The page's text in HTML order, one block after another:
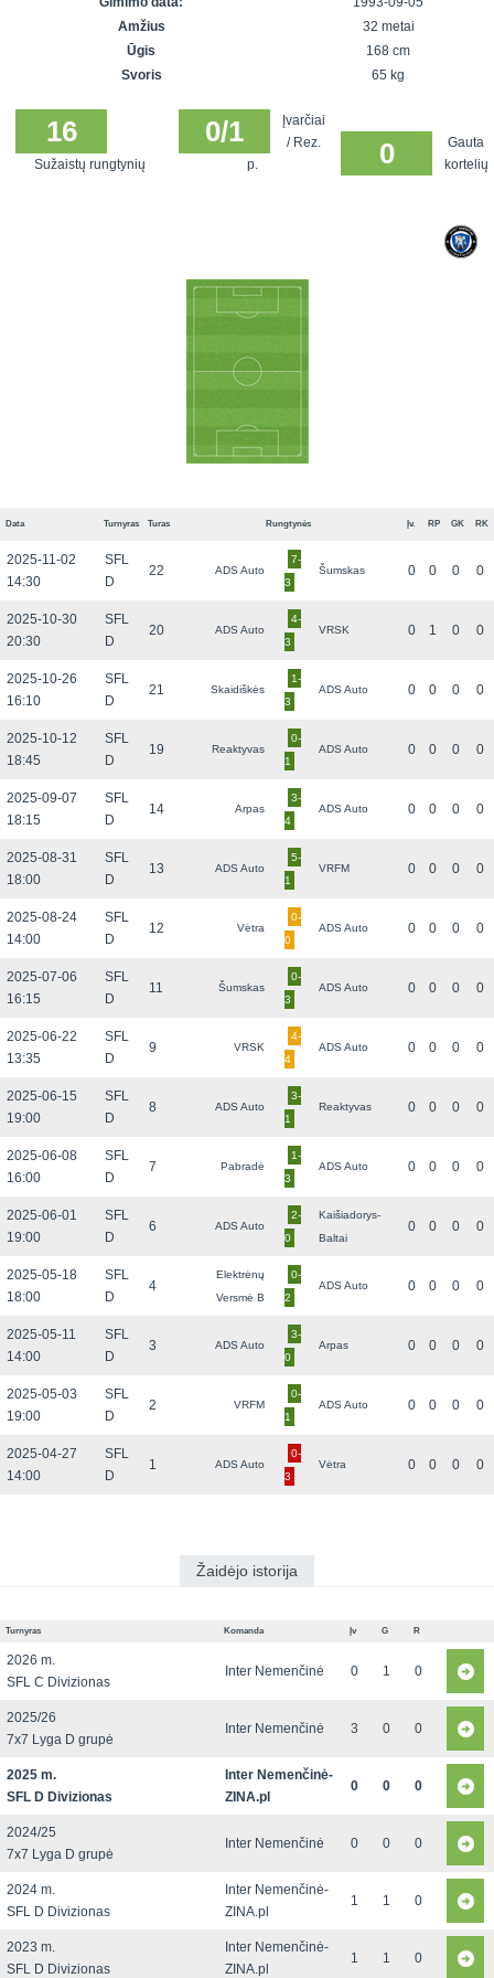
SFL rudens
Snaigės taurė
čempionatas
Vilnius
Amžius
32 metai
Ūgis
168 cm
Svoris
65 kg
16
Sužaistų rungtynių
0/1
Įvarčiai
/ Rez.
p.
0
Gauta
kortelių
Data Turnyras Turas Rungtynės Įv. RP GK RK
2025-11-02
14:30
SFL
D
22 ADS Auto
7-
3
Šumskas 0 0 0 0
2025-10-30
20:30
SFL
D
20 ADS Auto
4-
3
VRSK 0 1 0 0
2025-10-26
16:10
SFL
D
21 Skaidiškės
1-
3
ADS Auto 0 0 0 0
2025-10-12
18:45
SFL
D
19 Reaktyvas
0-
1
ADS Auto 0 0 0 0
2025-09-07
18:15
SFL
D
14 Arpas
3-
4
ADS Auto 0 0 0 0
2025-08-31
18:00
SFL
D
13 ADS Auto
5-
1
VRFM 0 0 0 0
2025-08-24
14:00
SFL
D
12 Vėtra
0-
0
ADS Auto 0 0 0 0
2025-07-06
16:15
SFL
D
11 Šumskas
0-
3
ADS Auto 0 0 0 0
2025-06-22
13:35
SFL
D
9 VRSK
4-
4
ADS Auto 0 0 0 0
2025-06-15
19:00
SFL
D
8 ADS Auto
3-
1
Reaktyvas 0 0 0 0
2025-06-08
16:00
SFL
D
7 Pabradė
1-
3
ADS Auto 0 0 0 0
2025-06-01
19:00
SFL
D
6 ADS Auto
2-
0
Kaišiadorys-
Baltai
0 0 0 0
2025-05-18
18:00
SFL
D
4
Elektrėnų
Versmė B
0-
2
ADS Auto 0 0 0 0
2025-05-11
14:00
SFL
D
3 ADS Auto
3-
0
Arpas 0 0 0 0
2025-05-03
19:00
SFL
D
2 VRFM
0-
1
ADS Auto 0 0 0 0
2025-04-27
14:00
SFL
D
1 ADS Auto
0-
3
Vėtra 0 0 0 0
Žaidėjo istorija
Turnyras Komanda Įv G R
2026 m.
SFL C Divizionas
Inter Nemenčinė 0 1 0
2025/26
7x7 Lyga D grupė
Inter Nemenčinė 3 0 0
2025 m.
SFL D Divizionas
Inter Nemenčinė-
ZINA.pl
0 0 0
2024/25
7x7 Lyga D grupė
Inter Nemenčinė 0 0 0
2024 m.
SFL D Divizionas
Inter Nemenčinė-
ZINA.pl
1 1 0
2023 m.
SFL D Divizionas
Inter Nemenčinė-
ZINA.pl
1 1 0